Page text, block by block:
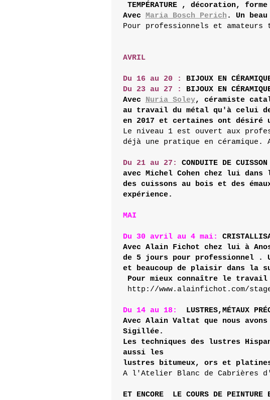
TEMPÉRATURE , décoration,
Avec Maria Bosch Perich
Pour professionnels et amateurs
AVRIL
Du 16 au 20 :
Du 23 au 27 : BIJOUX EN
Avec Nuria Soley, céramiste
au travail du métal qu'à celui de
Le niveau 1 est ouvert aux
déjà une pratique en céramique.
Du 21 au 27:
avec Michel Cohen chez lui dans
des cuissons au bois et des
expérience.
Du 30 avril au 4 mai:
Avec Alain Fichot chez lui à
de 5 jours pour professionnel .
et beaucoup de plaisir dans la
Pour mieux connaître le
http://www.alainfichot.com/
Du 14 au 18: LUSTRES,MÉTAUX
Avec Alain Valtat que nous
Sigillée.
Les techniques des lustres
aussi les
A l'Atelier Blanc de Cabrières
ET ENCORE  LE COURS DE